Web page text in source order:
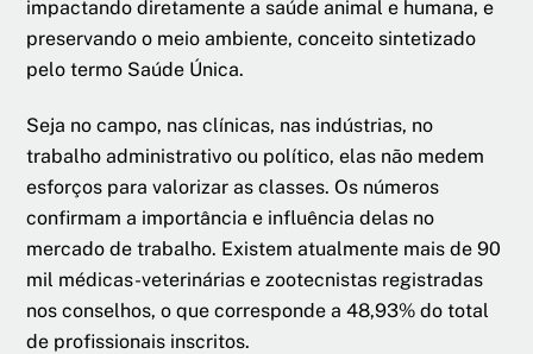
impactando diretamente a saúde animal e humana, e
preservando o meio ambiente, conceito sintetizado
pelo termo Saúde Única.
Seja no campo, nas clínicas, nas indústrias, no
trabalho administrativo ou político, elas não medem
esforços para valorizar as classes. Os números
confirmam a importância e influência delas no
mercado de trabalho. Existem atualmente mais de 90
mil médicas-veterinárias e zootecnistas registradas
nos conselhos, o que corresponde a 48,93% do total
de profissionais inscritos.